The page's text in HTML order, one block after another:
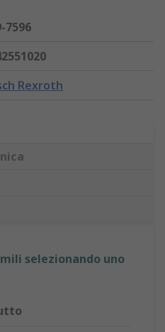
7596
Rexroth
selezionando uno